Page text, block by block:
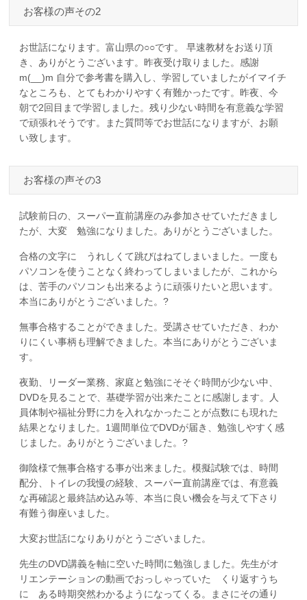
お客様の声その2
お世話になります。富山県の○○です。 早速教材をお送り頂
き、ありがとうございます。昨夜受け取りました。感謝
m(__)m 自分で参考書を購入し、学習していましたがイマイチ
なところも、とてもわかりやすく有難かったです。昨夜、今
朝で2回目まで学習しました。残り少ない時間を有意義な学習
で頑張れそうです。また質問等でお世話になりますが、お願
い致します。
お客様の声その3
試験前日の、スーパー直前講座のみ参加させていただきまし
たが、大変 勉強になりました。ありがとうございました。
合格の文字に うれしくて跳びはねてしまいました。一度も
パソコンを使うことなく終わってしまいましたが、これから
は、苦手のパソコンも出来るように頑張りたいと思います。
本当にありがとうございました。?
無事合格することができました。受講させていただき、わか
りにくい事柄も理解できました。本当にありがとうございま
す。
夜勤、リーダー業務、家庭と勉強にそそぐ時間が少ない中、
DVDを見ることで、基礎学習が出来たことに感謝します。人
員体制や福祉分野に力を入れなかったことが点数にも現れた
結果となりました。1週間単位でDVDが届き、勉強しやすく感
じました。ありがとうございました。?
御陰様で無事合格する事が出来ました。模擬試験では、時間
配分、トイレの我慢の経験、スーパー直前講座では、有意義
な再確認と最終詰め込み等、本当に良い機会を与えて下さり
有難う御座いました。
大変お世話になりありがとうございました。
先生のDVD講義を軸に空いた時間に勉強しました。先生がオ
リエンテーションの動画でおっしゃっていた くり返すうち
に ある時期突然わかるようになってくる。まさにその通り